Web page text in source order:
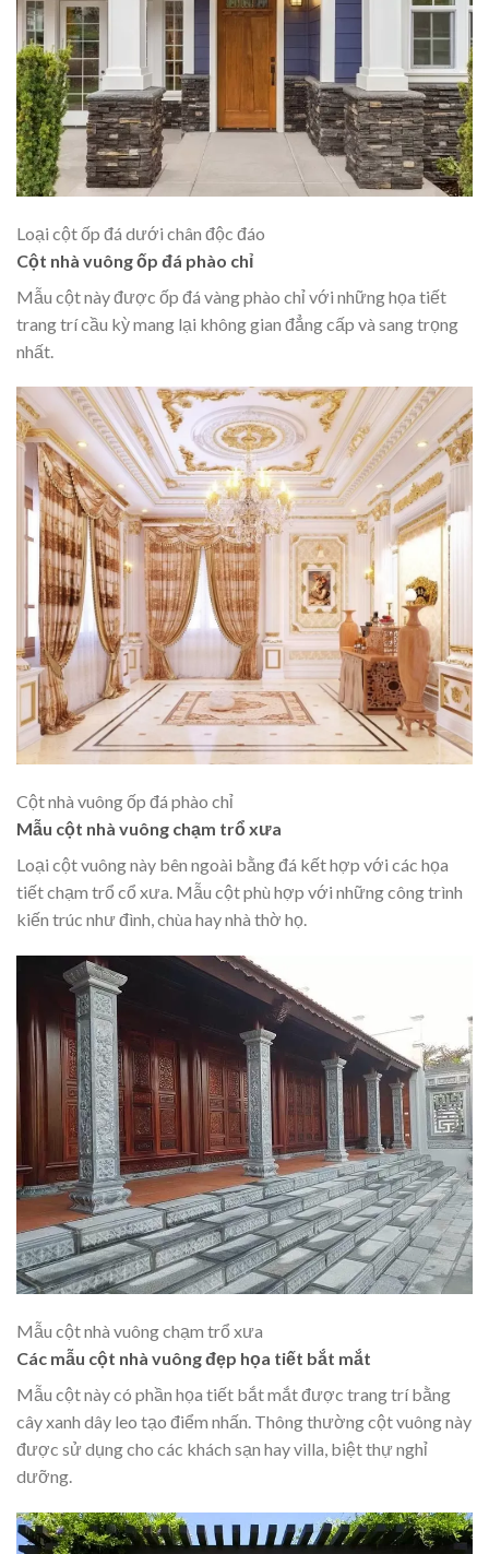
Loại cột ốp đá dưới chân độc đáo
Cột nhà vuông ốp đá phào chỉ
Mẫu cột này được ốp đá vàng phào chỉ với những họa tiết
trang trí cầu kỳ mang lại không gian đẳng cấp và sang trọng
nhất.
Cột nhà vuông ốp đá phào chỉ
Mẫu cột nhà vuông chạm trổ xưa
Loại cột vuông này bên ngoài bằng đá kết hợp với các họa
tiết chạm trổ cổ xưa. Mẫu cột phù hợp với những công trình
kiến trúc như đình, chùa hay nhà thờ họ.
Mẫu cột nhà vuông chạm trổ xưa
Các mẫu cột nhà vuông đẹp họa tiết bắt mắt
Mẫu cột này có phần họa tiết bắt mắt được trang trí bằng
cây xanh dây leo tạo điểm nhấn. Thông thường cột vuông này
được sử dụng cho các khách sạn hay villa, biệt thự nghỉ
dưỡng.